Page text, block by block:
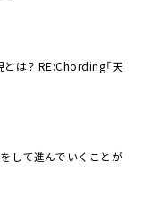
は？ RE:Chording「天
して進んでいくことが